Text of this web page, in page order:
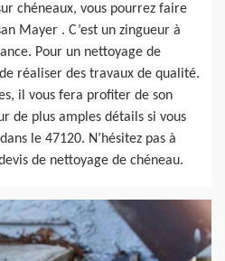
chéneaux, vous pourrez faire
Mayer . C’est un zingueur à
Pour un nettoyage de
réaliser des travaux de qualité.
il vous fera profiter de son
de plus amples détails si vous
le 47120. N’hésitez pas à
de nettoyage de chéneau.